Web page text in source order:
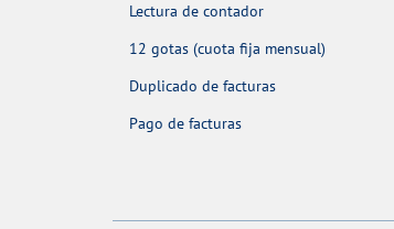
Lectura de contador
12 gotas (cuota fija mensual)
Duplicado de facturas
Pago de facturas